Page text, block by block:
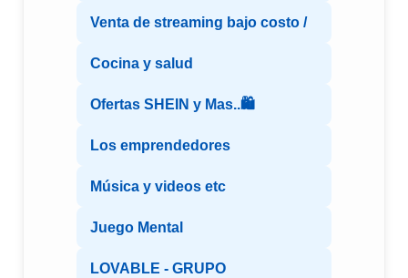
Venta de streaming bajo costo /
Cocina y salud
Ofertas SHEIN y Mas..🛍️
Los emprendedores
Música y videos etc
Juego Mental
LOVABLE - GRUPO